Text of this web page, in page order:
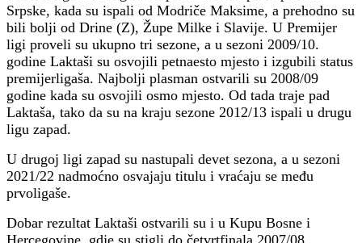
Srpske, kada su ispali od Modriče Maksime, a prehodno su
bili bolji od Drine (Z), Župe Milke i Slavije. U Premijer
ligi proveli su ukupno tri sezone, a u sezoni 2009/10.
godine Laktaši su osvojili petnaesto mjesto i izgubili status
premijerligaša. Najbolji plasman ostvarili su 2008/09
godine kada su osvojili osmo mjesto. Od tada traje pad
Laktaša, tako da su na kraju sezone 2012/13 ispali u drugu
ligu zapad.
U drugoj ligi zapad su nastupali devet sezona, a u sezoni
2021/22 nadmoćno osvajaju titulu i vraćaju se među
prvoligaše.
Dobar rezultat Laktaši ostvarili su i u Kupu Bosne i